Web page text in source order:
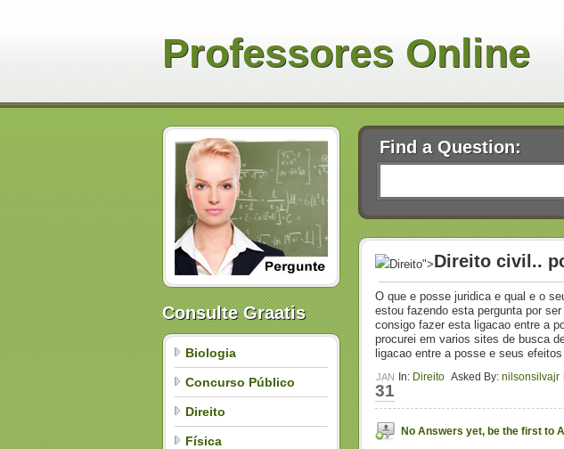
Professores Online
Consulte Graatis
Biologia
Concurso Público
Direito
Física
Find a Question:
Direito">Direito civil..
O que e posse juridica e qual e o
estou fazendo esta pergunta por
consigo fazer esta ligacao entre a
procurei em varios sites de busca
ligacao entre a posse e seus
In: Direito Asked By: nilsonsilvajr
JAN
31
No Answers yet, be the first to